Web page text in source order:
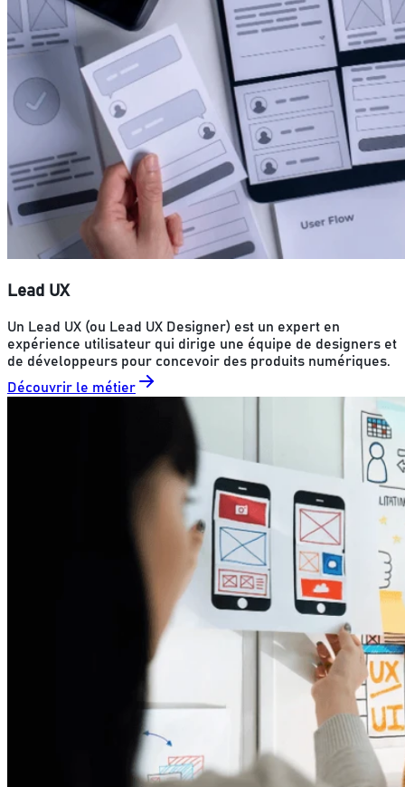
Lead UX
Un Lead UX (ou Lead UX Designer) est un expert en
expérience utilisateur qui dirige une équipe de designers et
de développeurs pour concevoir des produits numériques.
Découvrir le métier